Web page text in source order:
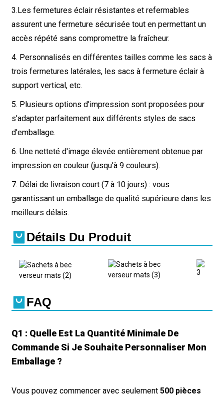
3.Les fermetures éclair résistantes et refermables
assurent une fermeture sécurisée tout en permettant un
accès répété sans compromettre la fraîcheur.
4. Personnalisés en différentes tailles comme les sacs à
trois fermetures latérales, les sacs à fermeture éclair à
support vertical, etc.
5. Plusieurs options d'impression sont proposées pour
s'adapter parfaitement aux différents styles de sacs
d'emballage.
6. Une netteté d'image élevée entièrement obtenue par
impression en couleur (jusqu'à 9 couleurs).
7. Délai de livraison court (7 à 10 jours) : vous
garantissant un emballage de qualité supérieure dans les
meilleurs délais.
Détails Du Produit
FAQ
Q1 : Quelle Est La Quantité Minimale De
Commande Si Je Souhaite Personnaliser Mon
Emballage ?
Vous pouvez commencer avec seulement 500 pièces